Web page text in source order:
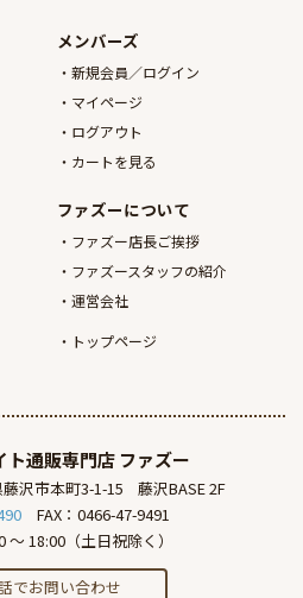
メンバーズ
新規会員／ログイン
マイページ
ログアウト
カートを見る
ファズーについて
ファズー店長ご挨拶
ファズースタッフの紹介
運営会社
トップページ
ト通販専門店 ファズー
沢市本町3-1-15
藤沢BASE 2F
FAX：0466-47-9491
～ 18:00（土日祝除く）
でお問い合わせ